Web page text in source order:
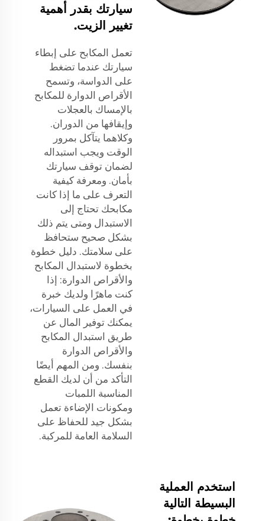
سيارتك بقدر أهمية
تغيير الزيت.
تعمل المكابح على إبطاء
سيارتك عندما تضغط
على الدواسة، وتسمح
الأقراص الدوارة للمكابح
بالإمساك بالعجلات
وإيقافها من الدوران.
وكلاهما يتآكل بمرور
الوقت ويجب استبداله
لضمان توقف سيارتك
بأمان. ومعرفة كيفية
التعرف على ما إذا كانت
مكابحك تحتاج إلى
الاستبدال ومتى يتم ذلك
بشكل صحيح ستحافظ
على سلامتك. دليل خطوة
بخطوة لاستبدال المكابح
والأقراص الدوارة: إذا
كنت ماهرًا ولديك خبرة
في العمل على السيارات،
يمكنك توفير المال عن
طريق استبدال المكابح
والأقراص الدوارة
بنفسك. ومن المهم أيضًا
التأكد من أن لديك القطع
المناسبة اللمبات
ومكونات الإضاءة تعمل
بشكل جيد للحفاظ على
السلامة العامة للمركبة.
استخدم العملية
البسيطة التالية